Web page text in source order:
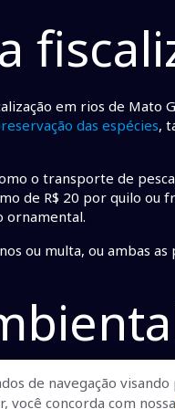
em rios de Mato
das espécies,
o transporte de
de R$ 20 por quilo ou
ornamental.
ou multa, ou ambas as
de navegação
você concorda com nossa